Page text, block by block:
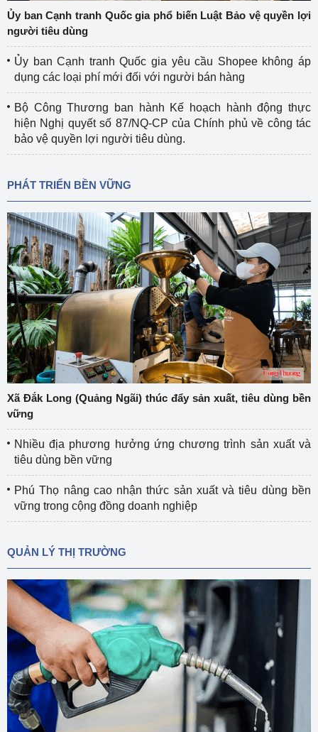
Ủy ban Cạnh tranh Quốc gia phổ biến Luật Bảo vệ quyền lợi
người tiêu dùng
Ủy ban Cạnh tranh Quốc gia yêu cầu Shopee không áp
dụng các loại phí mới đối với người bán hàng
Bộ Công Thương ban hành Kế hoạch hành động thực
hiện Nghị quyết số 87/NQ-CP của Chính phủ về công tác
bảo vệ quyền lợi người tiêu dùng.
PHÁT TRIỂN BỀN VỮNG
Xã Đắk Long (Quảng Ngãi) thúc đẩy sản xuất, tiêu dùng bền
vững
Nhiều địa phương hưởng ứng chương trình sản xuất và
tiêu dùng bền vững
Phú Thọ nâng cao nhận thức sản xuất và tiêu dùng bền
vững trong cộng đồng doanh nghiệp
QUẢN LÝ THỊ TRƯỜNG